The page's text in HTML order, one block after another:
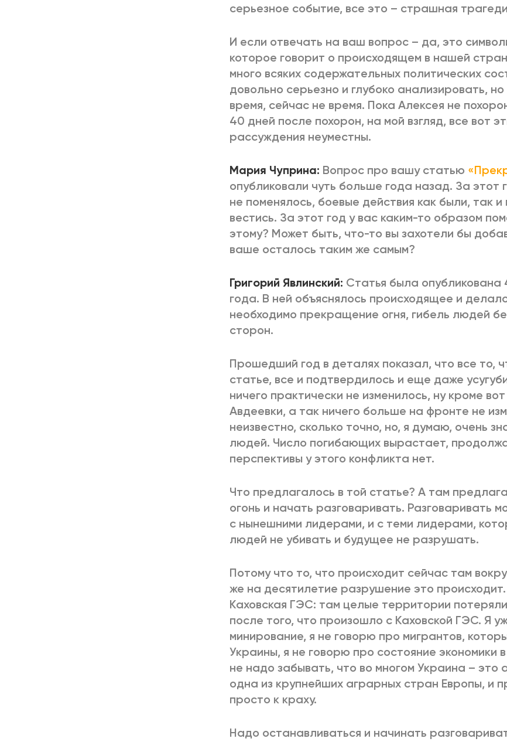
серьезное событие, все это – страшная
И если отвечать на ваш вопрос – да, это
которое говорит о происходящем в нашей
много всяких содержательных политических
довольно серьезно и глубоко анализировать,
время, сейчас не время. Пока Алексея не
40 дней после похорон, на мой взгляд, все вот
рассуждения неуместны.
Мария Чуприна: Вопрос про вашу статью
опубликовали чуть больше года назад. За этот
не поменялось, боевые действия как были, так
вестись. За этот год у вас каким-то образом
этому? Может быть, что-то вы захотели бы
ваше осталось таким же самым?
Григорий Явлинский: Статья была
года. В ней объяснялось происходящее и
необходимо прекращение огня, гибель людей
сторон.
Прошедший год в деталях показал, что все то,
статье, все и подтвердилось и еще даже
ничего практически не изменилось, ну кроме
Авдеевки, а так ничего больше на фронте не
неизвестно, сколько точно, но, я думаю, очень
людей. Число погибающих вырастает,
перспективы у этого конфликта нет.
Что предлагалось в той статье? А там
огонь и начать разговаривать. Разговаривать
с нынешними лидерами, и с теми лидерами,
людей не убивать и будущее не разрушать.
Потому что то, что происходит сейчас там
же на десятилетие разрушение это
Каховская ГЭС: там целые территории
после того, что произошло с Каховской ГЭС. Я
минирование, я не говорю про мигрантов,
Украины, я не говорю про состояние экономики
не надо забывать, что во многом Украина – это
одна из крупнейших аграрных стран Европы, и
просто к краху.
Надо останавливаться и начинать